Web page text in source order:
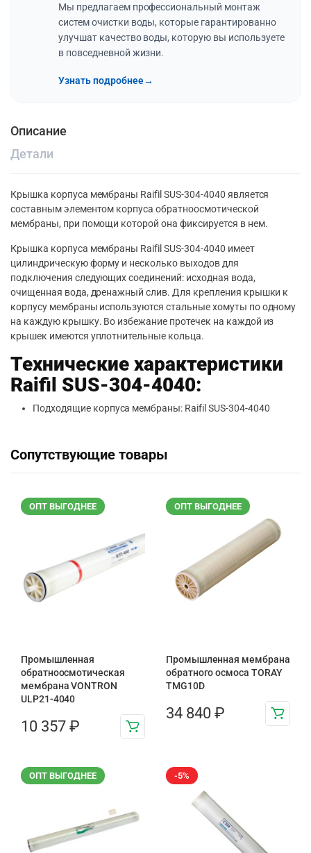
Мы предлагаем профессиональный монтаж
систем очистки воды, которые гарантированно
улучшат качество воды, которую вы используете
в повседневной жизни.
Узнать подробнее→
Описание
Детали
Крышка корпуса мембраны Raifil SUS-304-4040 является
составным элементом корпуса обратноосмотической
мембраны, при помощи которой она фиксируется в нем.
Крышка корпуса мембраны Raifil SUS-304-4040 имеет
цилиндрическую форму и несколько выходов для
подключения следующих соединений: исходная вода,
очищенная вода, дренажный слив. Для крепления крышки к
корпусу мембраны используются стальные хомуты по одному
на каждую крышку. Во избежание протечек на каждой из
крышек имеются уплотнительные кольца.
Технические характеристики
Raifil SUS-304-4040:
Подходящие корпуса мембраны: Raifil SUS-304-4040
Сопутствующие товары
ОПТ ВЫГОДНЕЕ
Промышленная
обратноосмотическая
мембрана VONTRON
ULP21-4040
10 357 ₽
ОПТ ВЫГОДНЕЕ
Промышленная мембрана
обратного осмоса TORAY
TMG10D
34 840 ₽
ОПТ ВЫГОДНЕЕ -5%